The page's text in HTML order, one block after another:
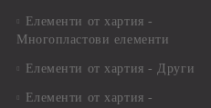
Елементи от хартия -
Многопластови елементи
Елементи от хартия - Други
Елементи от хартия -